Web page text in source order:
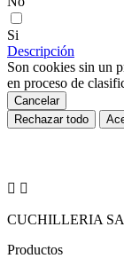
Si
Descripción
Son cookies sin un
en proceso de
Cancelar
Rechazar todo
 
CUCHILLERIA
Productos